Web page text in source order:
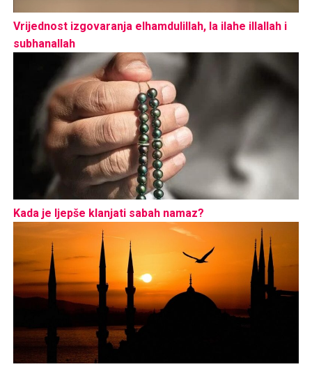
Vrijednost izgovaranja elhamdulillah, la ilahe illallah i
subhanallah
Kada je ljepše klanjati sabah namaz?